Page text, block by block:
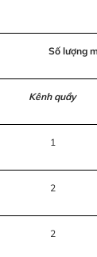
Số lượng
Kênh quầy
1
2
2